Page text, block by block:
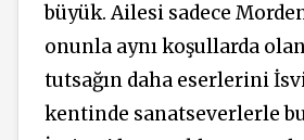
büyük. Ailesi sadece
onunla aynı koşullarda
tutsağın daha eserlerini
kentinde sanatseverlerle